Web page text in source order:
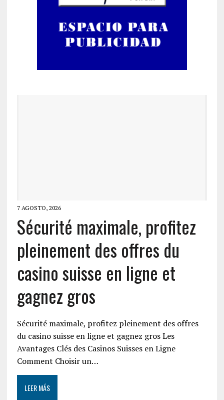
7 AGOSTO, 2026
Sécurité maximale, profitez
pleinement des offres du
casino suisse en ligne et
gagnez gros
Sécurité maximale, profitez pleinement des offres
du casino suisse en ligne et gagnez gros Les
Avantages Clés des Casinos Suisses en Ligne
Comment Choisir un…
LEER MÁS